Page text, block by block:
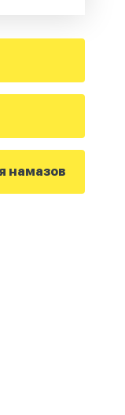
намазов